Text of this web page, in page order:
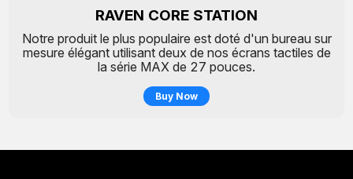
RAVEN CORE STATION
Notre produit le plus populaire est doté d'un bureau sur
mesure élégant utilisant deux de nos écrans tactiles de
la série MAX de 27 pouces.
Buy Now